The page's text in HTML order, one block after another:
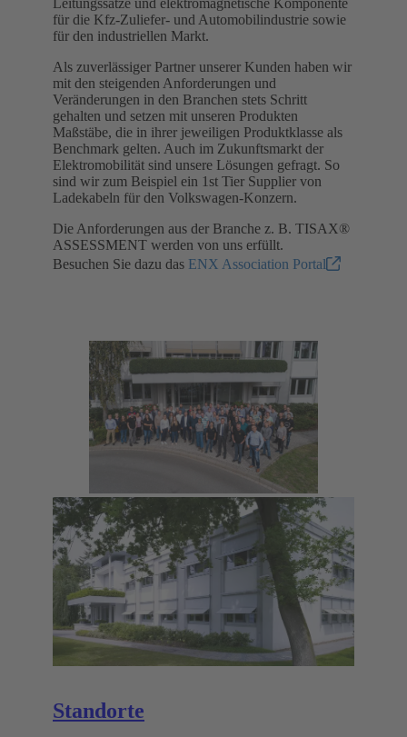
Leitungssätze und elektromagnetische Komponente
für die Kfz-Zuliefer- und Automobilindustrie sowie
für den industriellen Markt.
Als zuverlässiger Partner unserer Kunden haben wir
mit den steigenden Anforderungen und
Veränderungen in den Branchen stets Schritt
gehalten und setzen mit unseren Produkten
Maßstäbe, die in ihrer jeweiligen Produktklasse als
Benchmark gelten. Auch im Zukunftsmarkt der
Elektromobilität sind unsere Lösungen gefragt. So
sind wir zum Beispiel ein 1st Tier Supplier von
Ladekabeln für den Volkswagen-Konzern.
Die Anforderungen aus der Branche z. B. TISAX®
ASSESSMENT werden von uns erfüllt.
Besuchen Sie dazu das ENX Association Portal
Standorte